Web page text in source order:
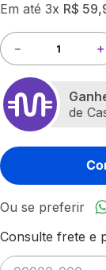
Em até 3x R$ 59,
＋
－
de